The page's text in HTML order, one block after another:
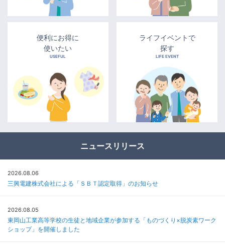
便利にお得に
使いたい
USEFUL
ライフイベントで
探す
LIFE EVENT
ニュースリリース
2026.08.06
三興電建株式会社による「ＳＢＴ認定取得」のお知らせ
2026.08.05
東岡山工業高等学校の生徒と地域企業が参加する「ものづくり×脱炭素ワーク
ショップ」を開催しました